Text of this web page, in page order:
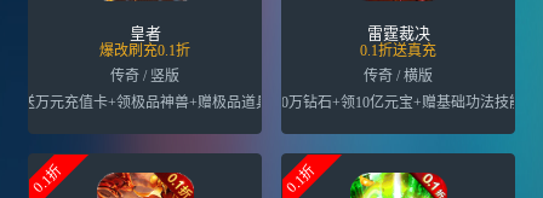
皇者
爆改刷充0.1折
传奇 / 竖版
送万元充值卡+领极品神兽+赠极品道具
雷霆裁决
0.1折送真充
传奇 / 横版
送30万钻石+领10亿元宝+赠基础功法技能书
0.1折 0.1折